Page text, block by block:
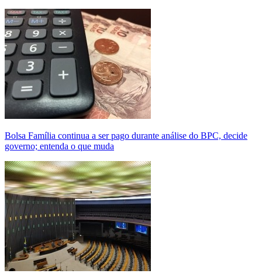
Bolsa Família continua a ser pago durante análise do BPC, decide
governo; entenda o que muda